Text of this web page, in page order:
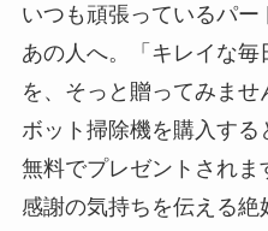
いつも頑張っているパ
あの人へ。「キレイな毎
を、そっと贈ってみま
ボット掃除機を購入す
無料でプレゼントされま
感謝の気持ちを伝える絶